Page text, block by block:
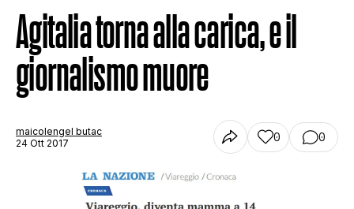
CRONACA E POLITICA
SCIENZA E TECNOLOGIA
SALUTE E MEDICINA
Agitalia torna alla carica, e il
giornalismo muore
maicolengel butac
24 Ott 2017
0 0